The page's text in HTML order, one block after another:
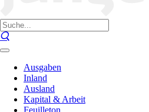
Ausgaben
Inland
Ausland
Kapital & Arbeit
Feuilleton